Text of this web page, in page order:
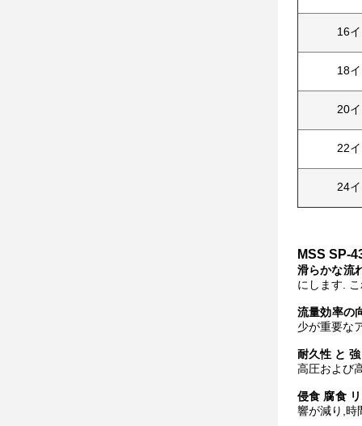
16
18
20
22
24
MSS SP-
滑らかな流
にします.
流量効率の
少が重要な
耐久性 と
高圧および
侵食 腐食
響が減り,時